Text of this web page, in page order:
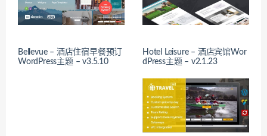
Bellevue – 酒店住宿早餐预订
WordPress主题 – v3.5.10
Hotel Leisure – 酒店宾馆Wor
dPress主题 – v2.1.23